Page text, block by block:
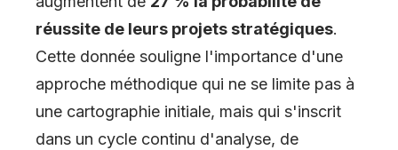
réussite de leurs projets stratégiques.
Cette donnée souligne l'importance d'une
approche méthodique qui ne se limite pas à
une cartographie initiale, mais qui s'inscrit
dans un cycle continu d'analyse, de